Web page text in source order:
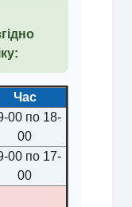
Час
00 по 18-
00
00 по 17-
00